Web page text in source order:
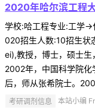
2020年哈尔滨工程
学校:哈工程专业:工学-
020招生人数:10招生状
ei),教授，博士，硕士生
2002年，中国科学院
后，师从张希院士。
考研调剂信息 本站小编